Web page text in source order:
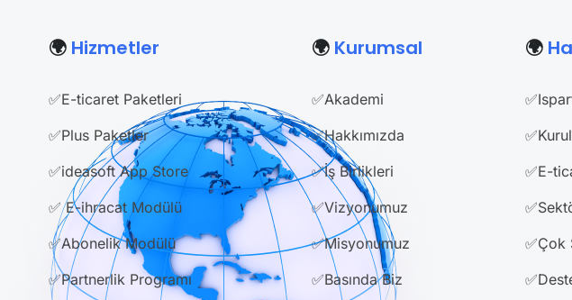
🌍 Hizmetler
✅E-ticaret Paketleri
✅Plus Paketler
✅ideasoft App Store
✅ E-ihracat Modülü
✅Abonelik Modülü
✅Partnerlik Programı
🌍 Kurumsal
✅Akademi
✅Hakkımızda
✅İş Birlikleri
✅Vizyonumuz
✅Misyonumuz
✅Basında Biz
🌍
✅E-
✅Çok